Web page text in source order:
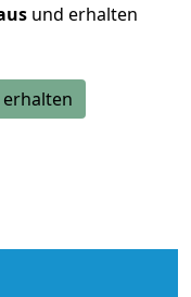
und erhalten